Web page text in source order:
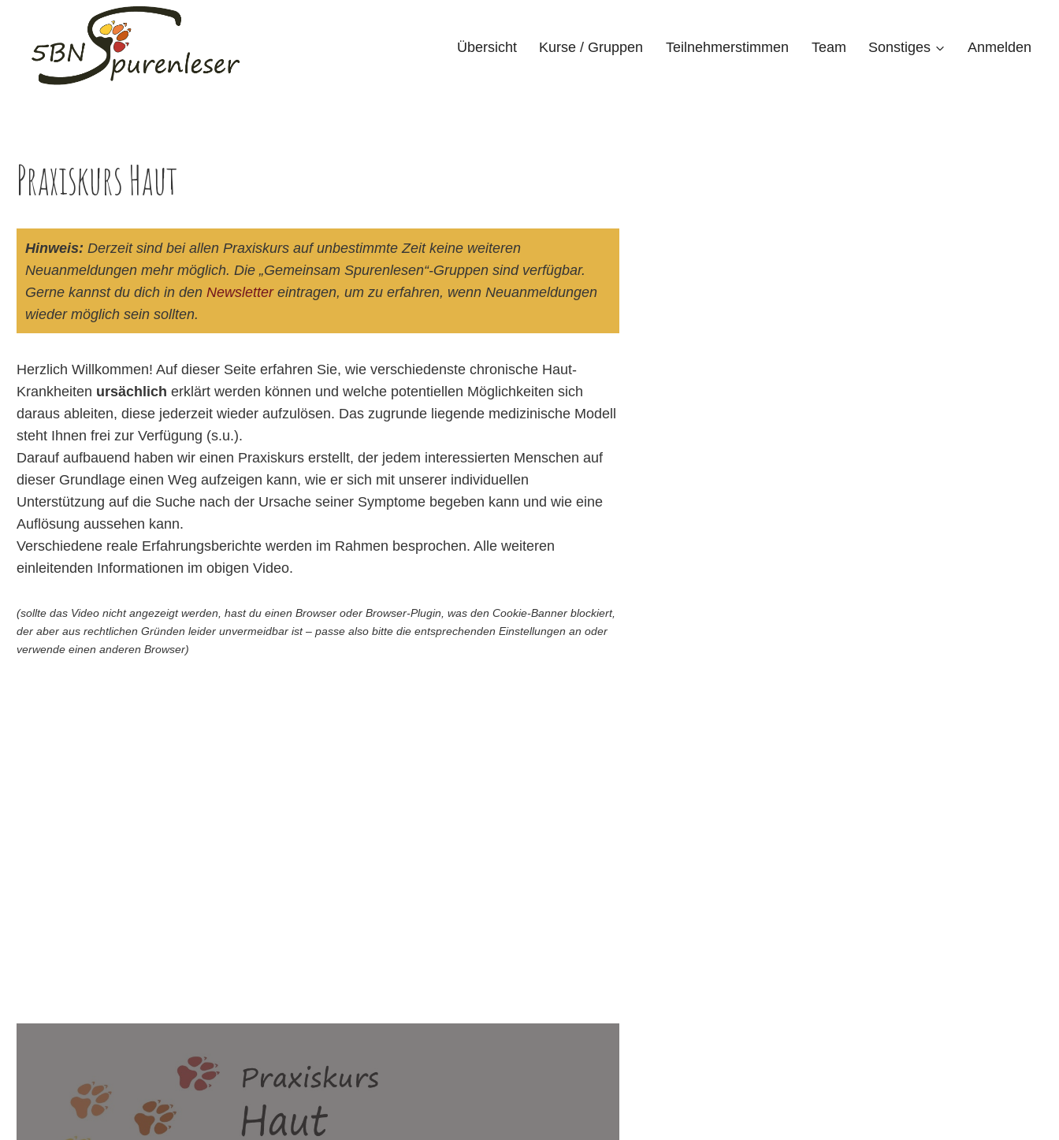
springen
Übersicht Kurse / Gruppen Teilnehmerstimmen Team Sonstiges Anmelden
Praxiskurs Haut
Hinweis: Derzeit sind bei allen Praxiskurs auf unbestimmte Zeit keine weiteren
Neuanmeldungen mehr möglich. Die „Gemeinsam Spurenlesen“-Gruppen sind verfügbar.
Gerne kannst du dich in den Newslettereintragen, um zu erfahren, wenn Neuanmeldungen
wieder möglich sein sollten.
Herzlich Willkommen! Auf dieser Seite erfahren Sie, wie verschiedenste chronische Haut-
Krankheiten ursächlich erklärt werden können und welche potentiellen Möglichkeiten sich
daraus ableiten, diese jederzeit wieder aufzulösen. Das zugrunde liegende medizinische Modell
steht Ihnen frei zur Verfügung (s.u.).
Darauf aufbauend haben wir einen Praxiskurs erstellt, der jedem interessierten Menschen auf
dieser Grundlage einen Weg aufzeigen kann, wie er sich mit unserer individuellen
Unterstützung auf die Suche nach der Ursache seiner Symptome begeben kann und wie eine
Auflösung aussehen kann.
Verschiedene reale Erfahrungsberichte werden im Rahmen besprochen. Alle weiteren
einleitenden Informationen im obigen Video.
(sollte das Video nicht angezeigt werden, hast du einen Browser oder Browser-Plugin, was den Cookie-Banner blockiert,
der aber aus rechtlichen Gründen leider unvermeidbar ist – passe also bitte die entsprechenden Einstellungen an oder
verwende einen anderen Browser)